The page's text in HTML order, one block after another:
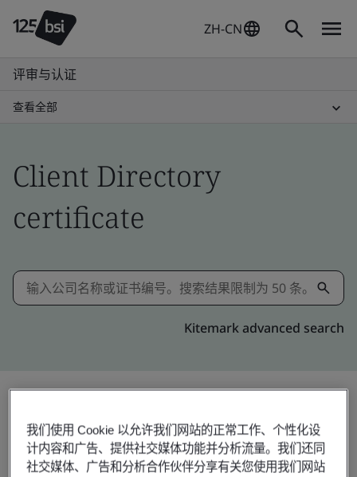
ZH-CN
评审与认证
查看全部
Client Directory
certificate
Kitemark advanced search
分享:
我们使用 Cookie 以允许我们网站的正常工作、个性化设
计内容和广告、提供社交媒体功能并分析流量。我们还同
社交媒体、广告和分析合作伙伴分享有关您使用我们网站